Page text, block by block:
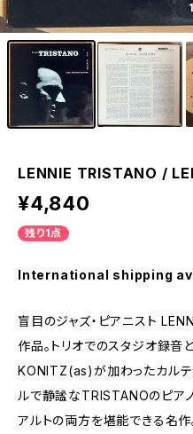
LENNIE TRISTANO /
¥4,840
残り1点
International shipping
盲目のジャズ・ピアニスト
作品。トリオでのスタジオ録音
KONITZ(as)が加わったカルテ
ルで静謐なTRISTANOのピア
アルトの両方を堪能できる名作